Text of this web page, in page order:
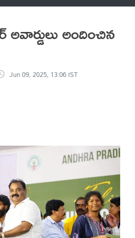
అందించిన
Jun 09, 2025, 13:06 IST